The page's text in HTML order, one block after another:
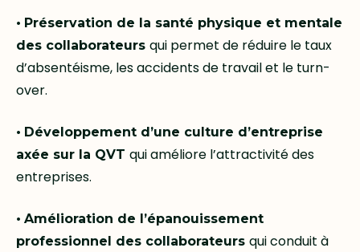
• Préservation de la santé physique et mentale
des collaborateurs qui permet de réduire le taux
d’absentéisme, les accidents de travail et le turn-
over.
• Développement d’une culture d’entreprise
axée sur la QVT qui améliore l’attractivité des
entreprises.
• Amélioration de l’épanouissement
professionnel des collaborateurs qui conduit à